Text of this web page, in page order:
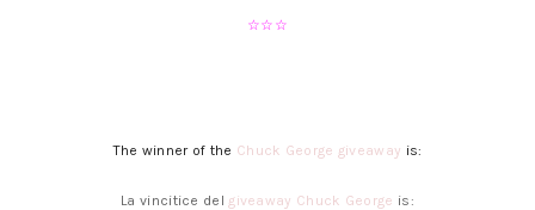
☆☆ ☆
The winner of the Chuck George giveaway is:
La vincitice del giveaway Chuck George is: